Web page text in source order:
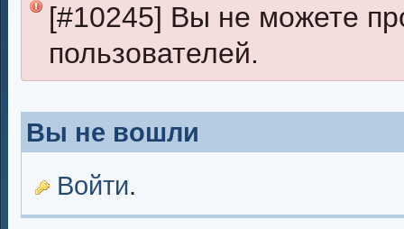
[#10245] Вы не можете
пользователей.
Вы не вошли
Войти.